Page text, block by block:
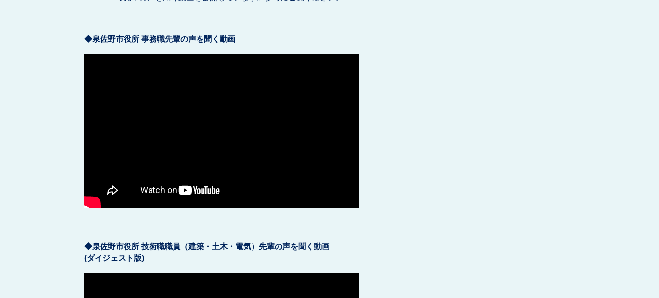
◆泉佐野市役所 事務職先輩の声を聞く動画
◆泉佐野市役所 技術職職員（建築・土木・電気）先輩の声を聞く動画
(ダイジェスト版)